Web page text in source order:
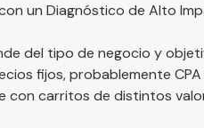
un Diagnóstico de Alto
del tipo de negocio y
fijos, probablemente
con carritos de distintos